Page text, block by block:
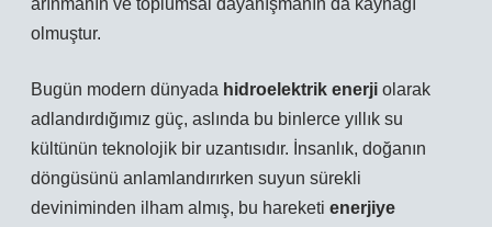
arınmanın ve toplumsal dayanışmanın da kaynağı
olmuştur.
Bugün modern dünyada hidroelektrik enerji olarak
adlandırdığımız güç, aslında bu binlerce yıllık su
kültünün teknolojik bir uzantısıdır. İnsanlık, doğanın
döngüsünü anlamlandırırken suyun sürekli
deviniminden ilham almış, bu hareketi enerjiye